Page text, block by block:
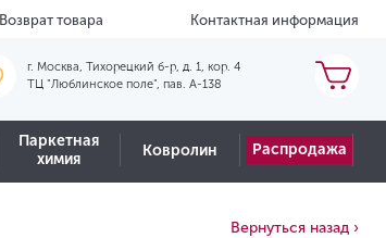
Возврат товара Контактная информация
г. Москва, Тихорецкий б-р, д. 1, кор. 4
ТЦ "Люблинское поле", пав. А-138
Паркетная
химия
Ковролин Распродажа
Вернуться назад ›